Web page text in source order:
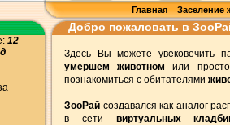
Главная Заселение
12
Добро пожаловать в
Здесь Вы можете увековечить
умершем животном или
познакомиться с обитателями
ЗооРай создавался как аналог
в сети виртуальных